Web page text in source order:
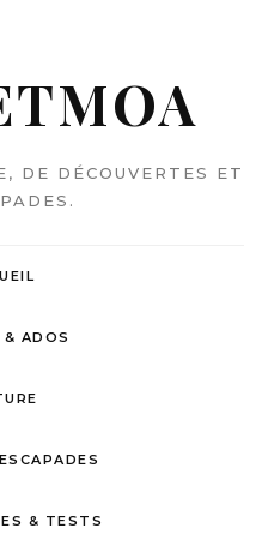
DE DÉCOUVERTES ET
& ADOS
& TESTS